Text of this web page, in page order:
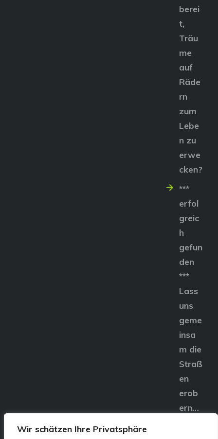
Wir schätzen Ihre Privatsphäre
berei
t,
Träu
me
auf
Räde
rn
zum
Lebe
n zu
erwe
cken?
***
erfol
greic
h
gefun
den
***
Lass
uns
geme
insa
m die
Straß
en
erob
ern…